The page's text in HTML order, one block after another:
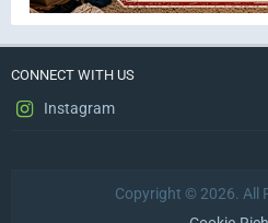
CONNECT WITH US
Instagram
Copyright © 2026. All